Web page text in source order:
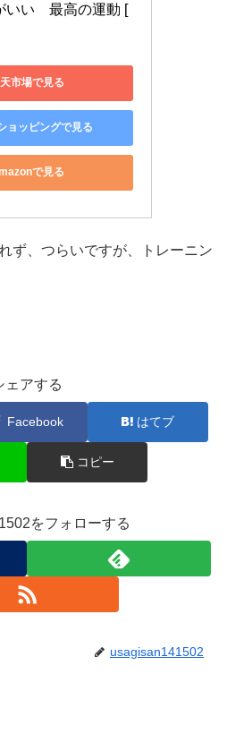
いい　最高の運動 [
市場で見る
ョッピングで見る
で見る
ず、つらいですが、トレーニン
ェアする
Facebook はてブ
コピー
をフォローする
usagisan141502